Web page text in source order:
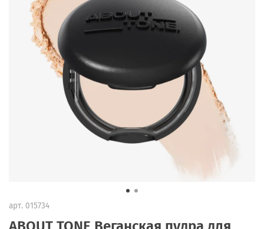
арт. 015734